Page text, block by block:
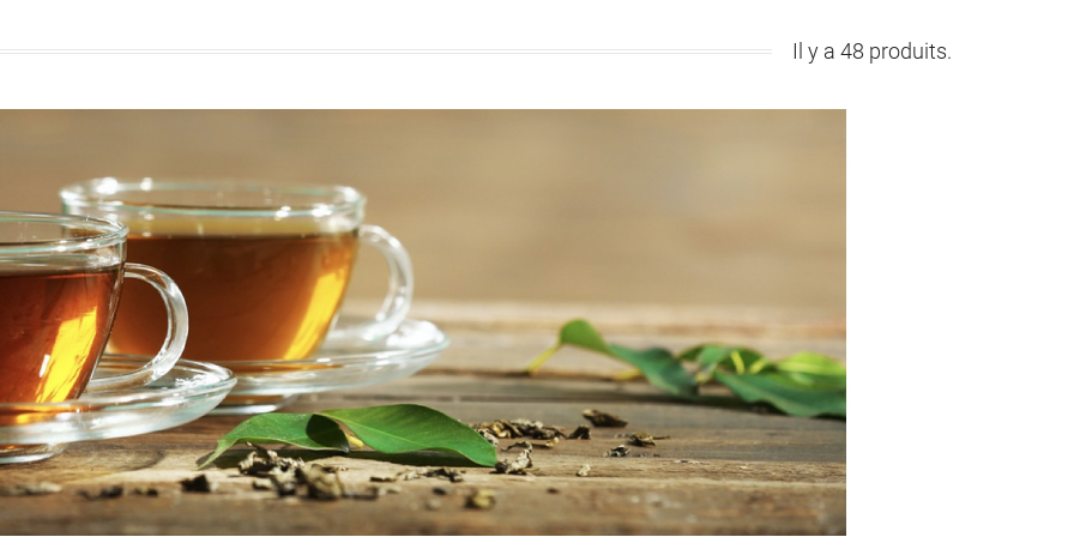
Il y a 48 produits.